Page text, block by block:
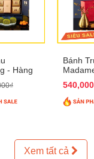
- Hàng
Bánh
Xem tất cả